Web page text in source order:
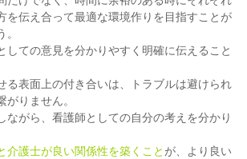
を伝え合って最適な環境作りを目指すことが
しての意見を分かりやすく明確に伝えること
る表面上の付き合いは、トラブルは避けられ
りません。
ながら、看護師としての自分の考えを分かり
介護士が良い関係性を築くこと が、より良い